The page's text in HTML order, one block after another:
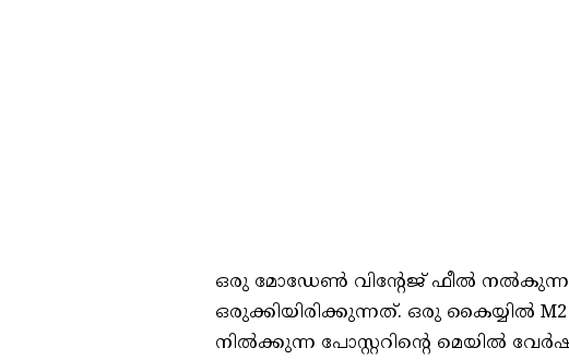
ഒരു മോഡേൺ വിന്റേജ് ഫീൽ നൽകുന്ന
ഒരുക്കിയിരിക്കുന്നത്. ഒരു കൈയ്യിൽ
നിൽക്കുന്ന പോസ്റ്ററിന്റെ മെയിൽ